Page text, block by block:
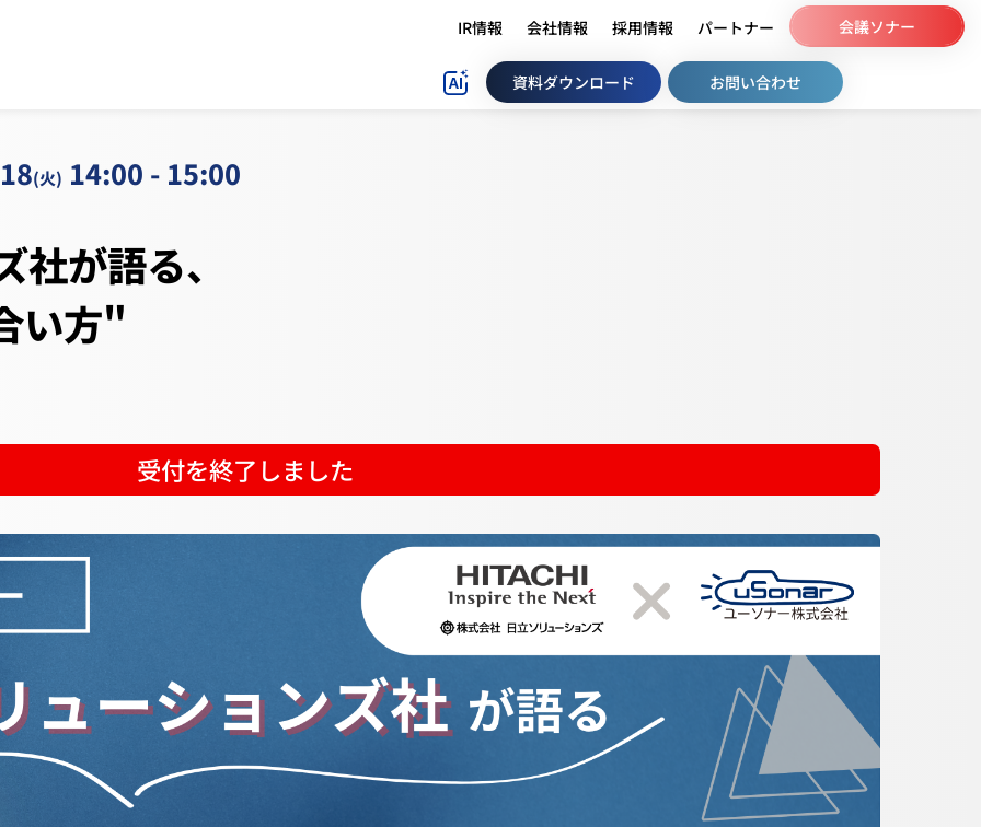
IR情報 会社情報 採用情報 パートナー 会議ソナー
資料ダウンロード お問い合わせ
(火) 14:00 - 15:00
が語る、
い方"
受付を終了しました